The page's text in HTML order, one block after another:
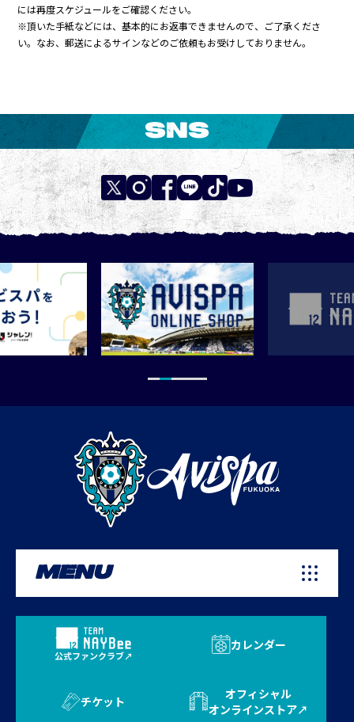
には再度スケジュールをご確認ください。
※頂いた手紙などには、基本的にお返事できませんので、ご了承くださ
い。なお、郵送によるサインなどのご依頼もお受けしておりません。
SNS
MENU
公式ファンクラブ
カレンダー
チケット
オフィシャル
オンラインストア